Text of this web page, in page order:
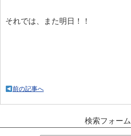
それでは、また明日！！
前の記事へ
検索フォーム